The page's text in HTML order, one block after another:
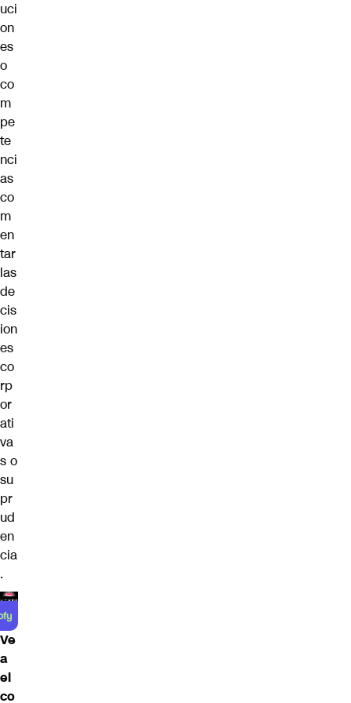
uci
on
es
o
co
m
pe
te
nci
as
co
m
en
tar
las
de
cis
ion
es
co
rp
or
ati
va
s o
su
pr
ud
en
cia
.
Ve
a
el
co